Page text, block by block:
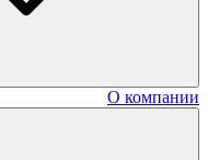
О компании